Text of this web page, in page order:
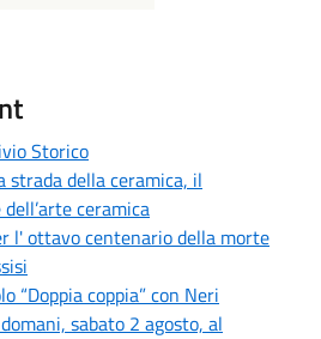
Storico
strada della ceramica, il
ceramica
l' ottavo centenario della morte
“Doppia coppia” con Neri
sabato 2 agosto, al